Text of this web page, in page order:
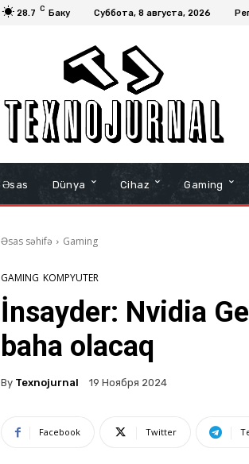
28.7 C Баку Суббота, 8 августа, 2026
Əsas Dünya Cihaz Gaming
Əsas səhifə Gaming
GAMING KOMPYUTER
İnsayder: Nvidia
baha olacaq
By Texnojurnal 19 Ноября 2024
Facebook Twitter